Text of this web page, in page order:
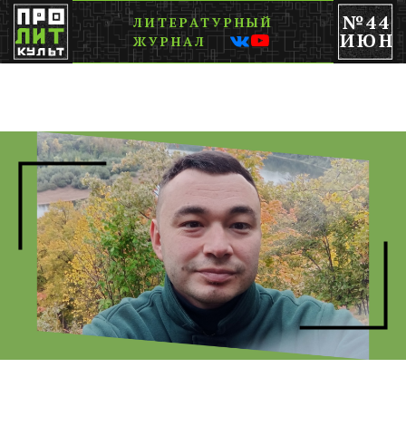
ЛИТЕРАТУРНЫЙ
ЖУРНАЛ
№44
ИЮН